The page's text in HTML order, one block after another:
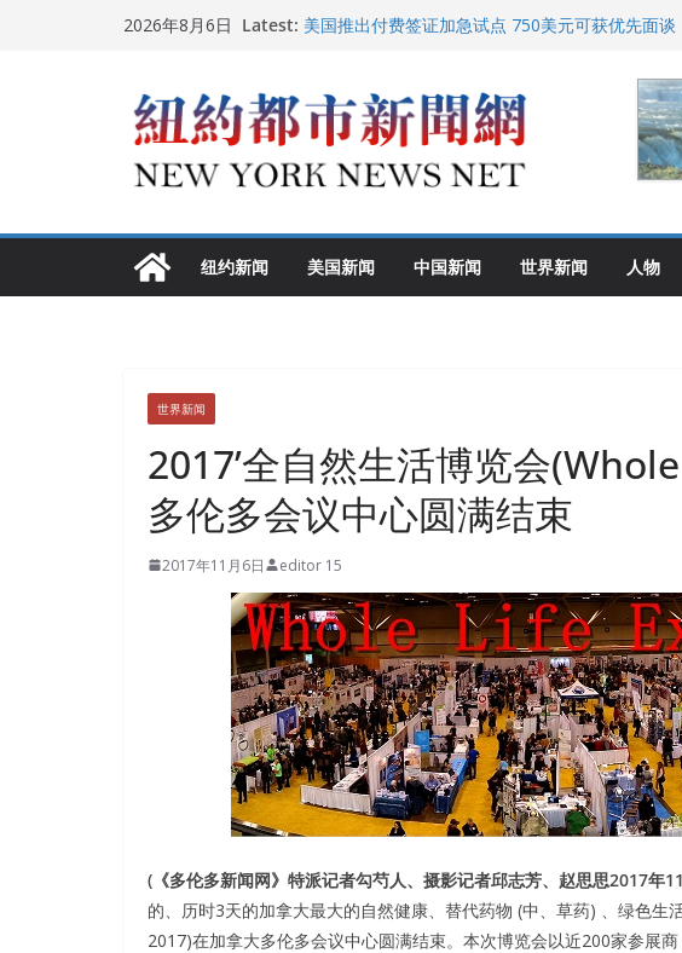
2026年8月6日 Latest: 美国推出付费签证加急试点 750美元可获优先面谈
FBI联合纽约警方突袭多名警界高层住所 涉纽约警
调查
中国驻美国大使谢锋邀请美国老教师罗纳德·萨科
纽约新闻 美国新闻 中国新闻 世界新闻 人物
世界新闻
2017’全自然生活博览会
多伦多会议中心圆满结束
2017年11月6日 editor 15
(《多伦多新闻网》特派记者勾芍人、摄影记者邱志芳、赵思思2017年
的、历时3天的加拿大最大的自然健康、替代药物 (中、草药) 、绿色生
2017)在加拿大多伦多会议中心圆满结束。本次博览会以近200家参展